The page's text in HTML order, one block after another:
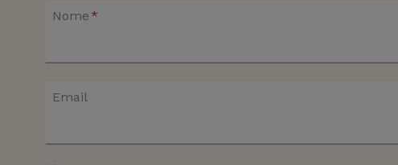
Nome *
Email